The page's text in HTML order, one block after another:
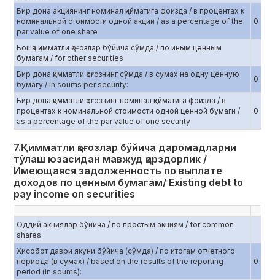
Бир дона акциянинг номинал қийматига фоизда / в процентах к
номинальной стоимости одной акции / as a percentage of the
par value of one share
0
Бошқа қимматли қоғозлар бўйича сўмда / по иным ценным
бумагам / for other securities
Бир дона қимматли қоғознинг сўмда / в сумах на одну ценную
бумагу / in soums per security:
0
Бир дона қимматли қоғознинг номинал қийматига фоизда / в
процентах к номинальной стоимости одной ценной бумаги /
as a percentage of the par value of one security
0
7.Қимматли қоғозлар бўйича даромадларни
тўлаш юзасидан мавжуд қарздорлик /
Имеющаяся задолженность по выплате
доходов по ценным бумагам/ Existing debt to
pay income on securities
Оддий акциялар бўйича / по простым акциям / for common
shares
Ҳисобот даври якуни бўйича (сўмда) / по итогам отчетного
периода (в сумах) / based on the results of the reporting
period (in soums):
0